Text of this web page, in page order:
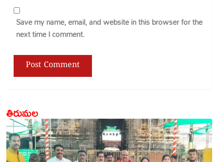
Save my name, email, and website in this browser for the
next time I comment.
తిరుమల